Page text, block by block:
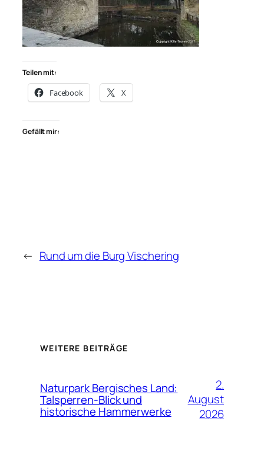
Teilen mit:
Facebook X
Gefällt mir:
← Rund um die Burg Vischering
WEITERE BEITRÄGE
Naturpark Bergisches Land:
Talsperren-Blick und
historische Hammerwerke
2.
August
2026